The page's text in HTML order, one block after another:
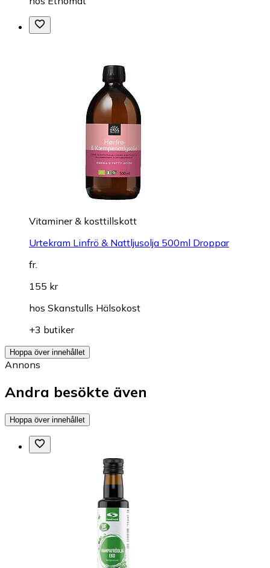
Vitaminer & kosttillskott
Urtekram Linfrö & Nattljusolja 500ml Droppar
fr.
155 kr
hos Skanstulls Hälsokost
+3 butiker
Hoppa över innehållet
Annons
Andra besökte även
Hoppa över innehållet